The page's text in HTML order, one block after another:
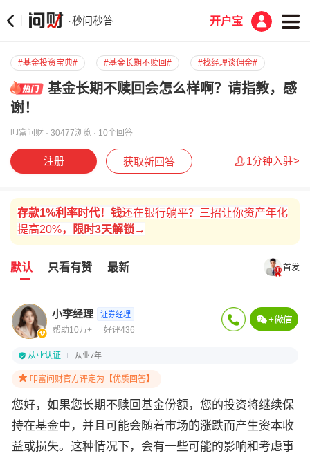
·秒问秒答 开户宝
#基金投资宝典# #基金长期不赎回# #找经理谈佣金#
基金长期不赎回会怎么样啊？请指教，感
谢！
叩富问财 · 30477浏览 · 10个回答
注册 获取新回答 1分钟入驻>
存款1%利率时代！ 钱还在银行躺平？三招让你资产年化
提高20%， 限时3天解锁→
默认 只看有赞 最新 首发
小李经理 证券经理
帮助10万+ 好评436
从业认证 从业7年
叩富问财官方评定为【优质回答】
您好，如果您长期不赎回基金份额，您的投资将继续保
持在基金中，并且可能会随着市场的涨跌而产生资本收
益或损失。这种情况下，会有一些可能的影响和考虑事